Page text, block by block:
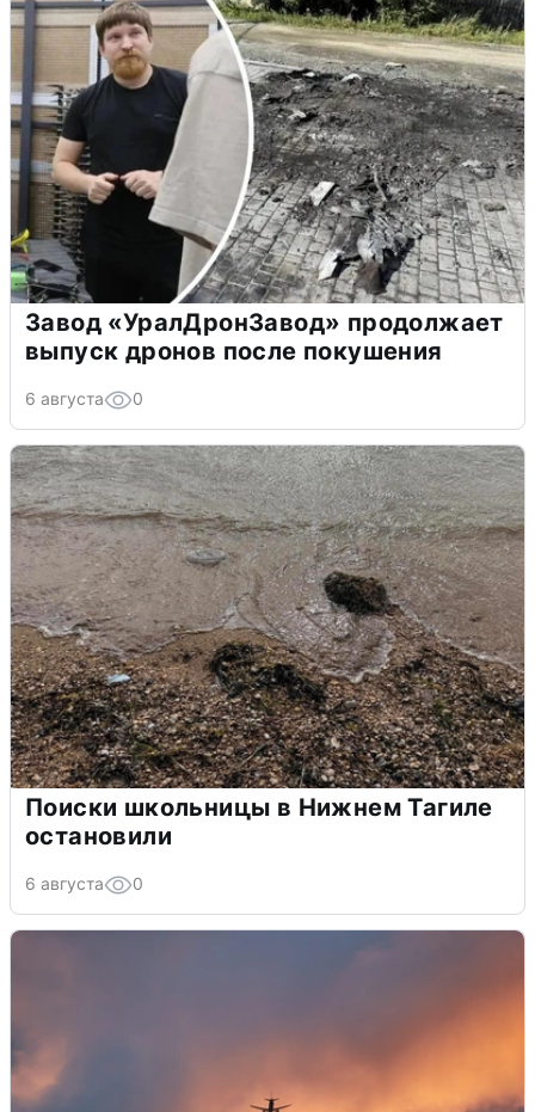
Завод «УралДронЗавод» продолжает
выпуск дронов после покушения
6 августа 0
Поиски школьницы в Нижнем Тагиле
остановили
6 августа 0